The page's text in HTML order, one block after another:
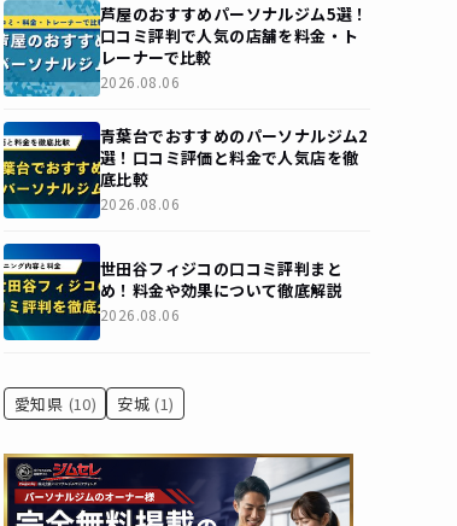
芦屋のおすすめパーソナルジム5選！
口コミ評判で人気の店舗を料金・ト
レーナーで比較
2026.08.06
青葉台でおすすめのパーソナルジム2
選！口コミ評価と料金で人気店を徹
底比較
2026.08.06
世田谷フィジコの口コミ評判まと
め！料金や効果について徹底解説
2026.08.06
愛知県 (10) 安城 (1)